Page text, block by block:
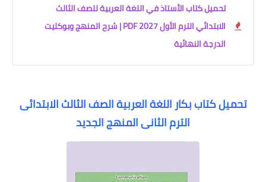
تحميل كتاب الأستاذ في اللغة العربية للصف الثالث
الابتدائي الترم الأول 2027 PDF | شرح المنهج وبوكليت
الدرجة النهائية
تحميل كتاب بكار اللغة العربية الصف الثالث الابتدائى
الترم الثانى المنهج الجديد